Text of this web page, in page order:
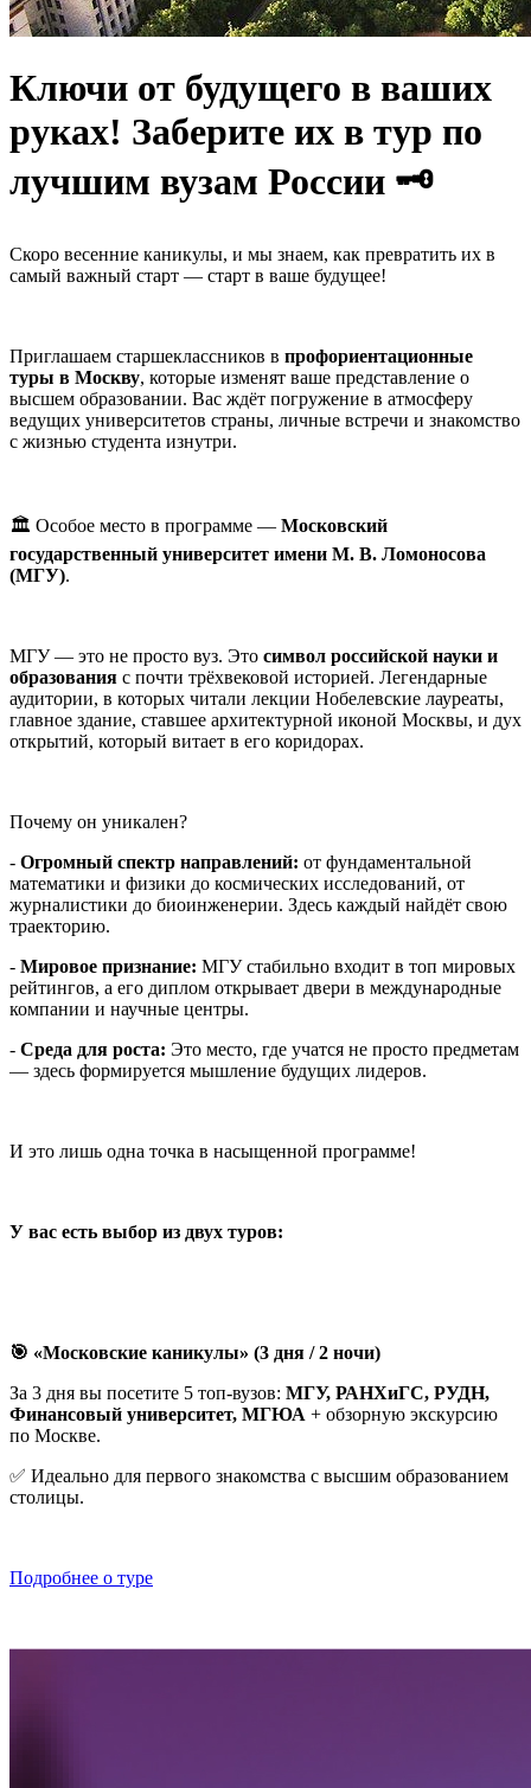
Ключи от будущего в ваших
руках! Заберите их в тур по
лучшим вузам России 🗝️
Скоро весенние каникулы, и мы знаем, как превратить их в
самый важный старт — старт в ваше будущее!
Приглашаем старшеклассников в профориентационные
туры в Москву, которые изменят ваше представление о
высшем образовании. Вас ждёт погружение в атмосферу
ведущих университетов страны, личные встречи и знакомство
с жизнью студента изнутри.
🏛️ Особое место в программе — Московский
государственный университет имени М. В. Ломоносова
(МГУ).
МГУ — это не просто вуз. Это символ российской науки и
образования с почти трёхвековой историей. Легендарные
аудитории, в которых читали лекции Нобелевские лауреаты,
главное здание, ставшее архитектурной иконой Москвы, и дух
открытий, который витает в его коридорах.
Почему он уникален?
- Огромный спектр направлений: от фундаментальной
математики и физики до космических исследований, от
журналистики до биоинженерии. Здесь каждый найдёт свою
траекторию.
- Мировое признание: МГУ стабильно входит в топ мировых
рейтингов, а его диплом открывает двери в международные
компании и научные центры.
- Среда для роста: Это место, где учатся не просто предметам
— здесь формируется мышление будущих лидеров.
И это лишь одна точка в насыщенной программе!
У вас есть выбор из двух туров:
🎯 «Московские каникулы» (3 дня / 2 ночи)
За 3 дня вы посетите 5 топ-вузов: МГУ, РАНХиГС, РУДН,
Финансовый университет, МГЮА + обзорную экскурсию
по Москве.
✅ Идеально для первого знакомства с высшим образованием
столицы.
Подробнее о туре